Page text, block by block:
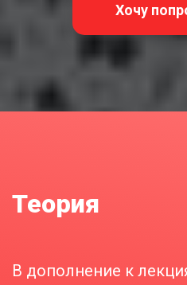
Хочу
Теория
В дополнение к